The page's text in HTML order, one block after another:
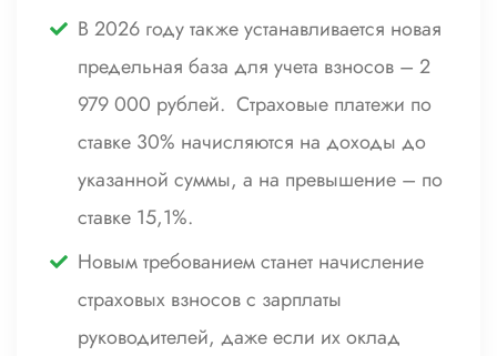
В 2026 году также устанавливается новая
предельная база для учета взносов – 2
979 000 рублей. Страховые платежи по
ставке 30% начисляются на доходы до
указанной суммы, а на превышение – по
ставке 15,1%.
Новым требованием станет начисление
страховых взносов с зарплаты
руководителей, даже если их оклад